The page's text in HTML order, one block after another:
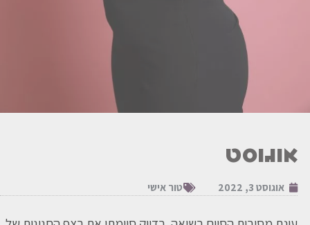
אוגוסט
אוגוסט 3, 2022 טור אישי